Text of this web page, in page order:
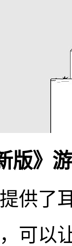
版》
供了
可以